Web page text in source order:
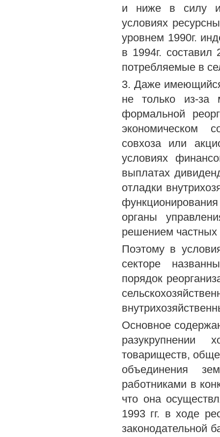
и ниже в силу
условиях
уровнем 1990г.
в 1994г.
потребляемые в
3. Даже
не только из-за
формальной
экономическом
совхоза или
условиях
выплатах
отладки
функционирования
органы
решением
Поэтому в
секторе
порядок
Основное
разукрупнении
товариществ,
объединения
работниками в
что она
1993 гг. в ходе
законодательной